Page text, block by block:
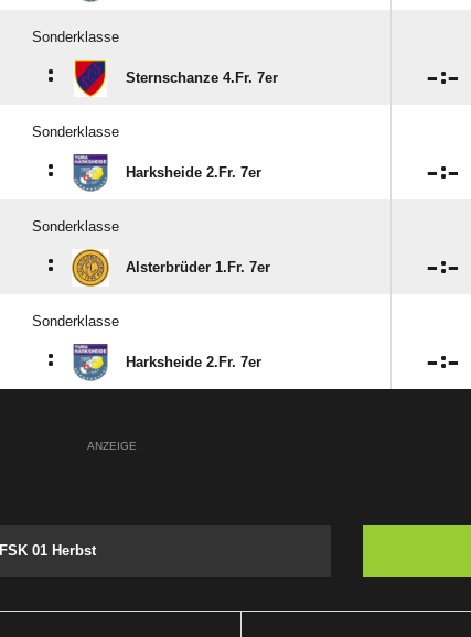
Sonderklasse
: Sternschanze 4.Fr. 7er :
Sonderklasse
: Harksheide 2.Fr. 7er :
Sonderklasse
: Alsterbrüder 1.Fr. 7er :
Sonderklasse
: Harksheide 2.Fr. 7er :
ANZEIGE
FSK 01 Herbst